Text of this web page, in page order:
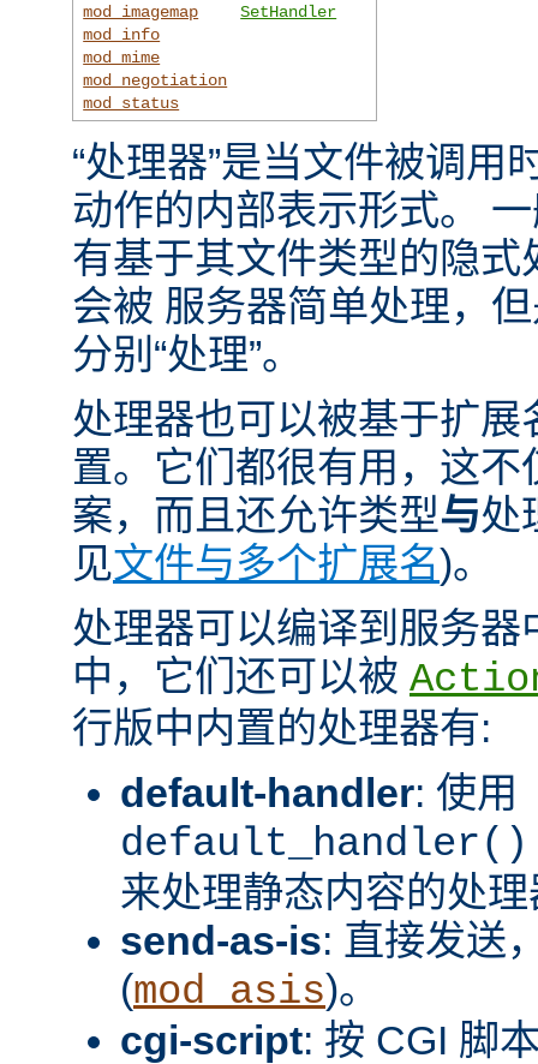
mod_imagemap
mod_info
mod_mime
mod_negotiation
mod_status
SetHandler
“处理器”是当文件被调用
动作的内部表示形式。
有基于其文件类型的隐
会被 服务器简单处理，
分别“处理”。
处理器也可以被基于扩
置。它们都很有用，这
案，而且还允许类型与处
见文件与多个扩展名)。
处理器可以编译到服务
中，它们还可以被
行版中内置的处理器有:
default-handler: 使用
default_handler()
来处理静态内容的处
send-as-is: 直接发送
(mod_asis)。
cgi-script: 按 CGI 脚